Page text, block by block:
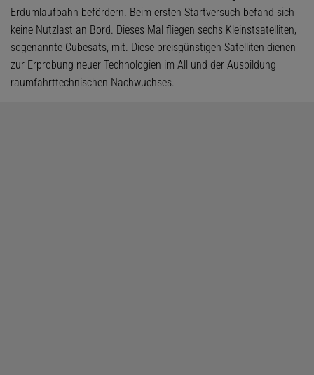
Erdumlaufbahn befördern. Beim ersten Startversuch befand sich
keine Nutzlast an Bord. Dieses Mal fliegen sechs Kleinstsatelliten,
sogenannte Cubesats, mit. Diese preisgünstigen Satelliten dienen
zur Erprobung neuer Technologien im All und der Ausbildung
raumfahrttechnischen Nachwuchses.